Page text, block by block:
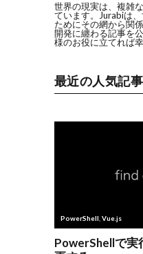
世界の現実は、複雑
ています。Jurabiは
ためにその網から関
開発に纏わる記事を
様のお役に立てれば幸
最近の人気記事